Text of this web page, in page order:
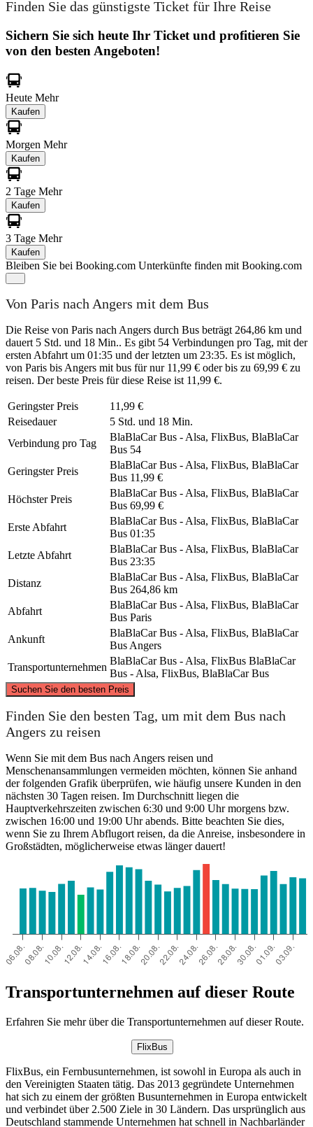
Finden Sie das günstigste Ticket für Ihre Reise
Sichern Sie sich heute Ihr Ticket und profitieren Sie
von den besten Angeboten!
Heute Mehr
Kaufen
Morgen Mehr
Kaufen
2 Tage Mehr
Kaufen
3 Tage Mehr
Kaufen
Bleiben Sie bei Booking.com Unterkünfte finden mit Booking.com
Von Paris nach Angers mit dem Bus
Die Reise von Paris nach Angers durch Bus beträgt 264,86 km und
dauert 5 Std. und 18 Min.. Es gibt 54 Verbindungen pro Tag, mit der
ersten Abfahrt um 01:35 und der letzten um 23:35. Es ist möglich,
von Paris bis Angers mit bus für nur 11,99 € oder bis zu 69,99 € zu
reisen. Der beste Preis für diese Reise ist 11,99 €.
Geringster Preis
11,99 €
Reisedauer
5 Std. und 18 Min.
Verbindung pro Tag
BlaBlaCar Bus - Alsa, FlixBus, BlaBlaCar
Bus 54
Geringster Preis
BlaBlaCar Bus - Alsa, FlixBus, BlaBlaCar
Bus 11,99 €
Höchster Preis
BlaBlaCar Bus - Alsa, FlixBus, BlaBlaCar
Bus 69,99 €
Erste Abfahrt
BlaBlaCar Bus - Alsa, FlixBus, BlaBlaCar
Bus 01:35
Letzte Abfahrt
BlaBlaCar Bus - Alsa, FlixBus, BlaBlaCar
Bus 23:35
Distanz
BlaBlaCar Bus - Alsa, FlixBus, BlaBlaCar
Bus 264,86 km
Abfahrt
BlaBlaCar Bus - Alsa, FlixBus, BlaBlaCar
Bus Paris
Ankunft
BlaBlaCar Bus - Alsa, FlixBus, BlaBlaCar
Bus Angers
Transportunternehmen
BlaBlaCar Bus - Alsa, FlixBus BlaBlaCar
Bus - Alsa, FlixBus, BlaBlaCar Bus
Suchen Sie den besten Preis
Angers
© CARTO, © OpenStreetMapcontributors
Finden Sie den besten Tag, um mit dem Bus nach
Angers zu reisen
Wenn Sie mit dem Bus nach Angers reisen und
Menschenansammlungen vermeiden möchten, können Sie anhand
der folgenden Grafik überprüfen, wie häufig unsere Kunden in den
nächsten 30 Tagen reisen. Im Durchschnitt liegen die
Hauptverkehrszeiten zwischen 6:30 und 9:00 Uhr morgens bzw.
zwischen 16:00 und 19:00 Uhr abends. Bitte beachten Sie dies,
wenn Sie zu Ihrem Abflugort reisen, da die Anreise, insbesondere in
Großstädten, möglicherweise etwas länger dauert!
Transportunternehmen auf dieser Route
Erfahren Sie mehr über die Transportunternehmen auf dieser Route.
FlixBus
FlixBus, ein Fernbusunternehmen, ist sowohl in Europa als auch in
den Vereinigten Staaten tätig. Das 2013 gegründete Unternehmen
hat sich zu einem der größten Busunternehmen in Europa entwickelt
und verbindet über 2.500 Ziele in 30 Ländern. Das ursprünglich aus
Deutschland stammende Unternehmen hat schnell in Nachbarländer